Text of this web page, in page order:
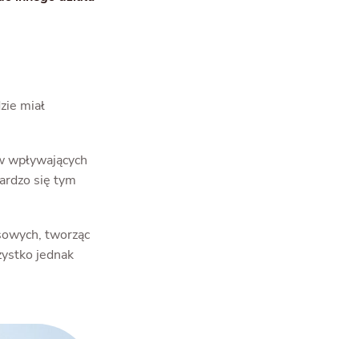
miał
się tym
tworząc
jednak